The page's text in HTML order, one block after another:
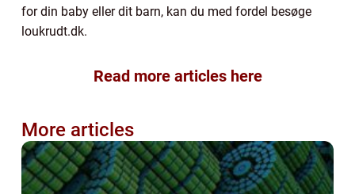
for din baby eller dit barn, kan du med fordel besøge
loukrudt.dk.
Read more articles here
More articles